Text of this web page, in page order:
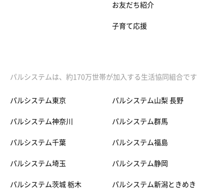
お友だち紹介
子育て応援
パルシステムは、約170万世帯が加入する生活協同組合です
パルシステム東京
パルシステム神奈川
パルシステム千葉
パルシステム埼玉
パルシステム茨城 栃木
パルシステム山梨 長野
パルシステム群馬
パルシステム福島
パルシステム静岡
パルシステム新潟ときめき